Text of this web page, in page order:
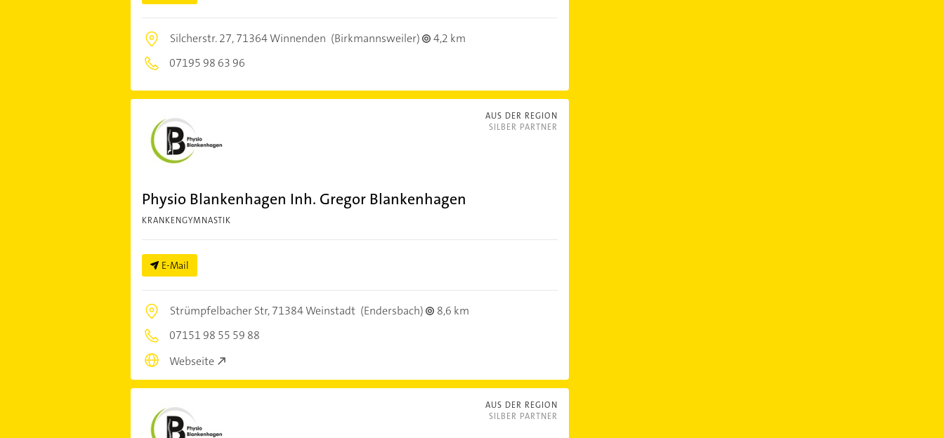
Silcherstr. 27,71364 Winnenden (Birkmannsweiler)
4,2 km
07195 98 63 96
AUS DER REGION
SILBER PARTNER
Physio Blankenhagen Inh. Gregor Blankenhagen
KRANKENGYMNASTIK
E-Mail
Strümpfelbacher Str,71384 Weinstadt (Endersbach)
8,6 km
07151 98 55 59 88
Webseite
AUS DER REGION
SILBER PARTNER